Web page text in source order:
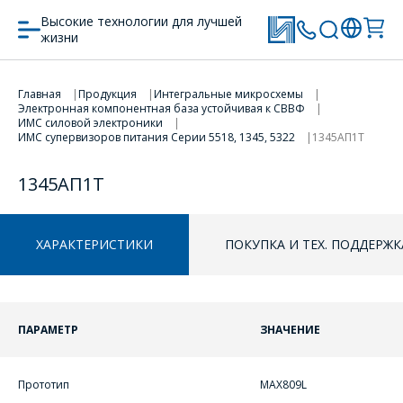
Высокие технологии для лучшей
жизни
Главная Продукция
Интегральные микросхемы
Электронная компонентная база устойчивая к СВВФ
ИМС силовой электроники
ИМС супервизоров питания Серии 5518, 1345, 5322
1345АП1Т
1345АП1Т
ХАРАКТЕРИСТИКИ ПОКУПКА И ТЕХ.
ПАРАМЕТР ЗНАЧЕНИЕ
Прототип MAX809L
ПЕРЕЙТИ В КОРЗИНУ